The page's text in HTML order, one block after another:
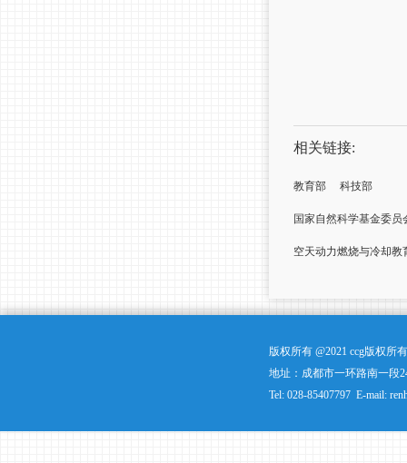
相关链接:
教育部 科技部
国家自然科学基金委员
空天动力燃烧与冷却教
版权所有 @2021 ccg版权所
地址：成都市一环路南一段
Tel: 028-85407797 E-mail: